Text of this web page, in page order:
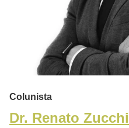
Colunista
Dr. Renato Zucchi